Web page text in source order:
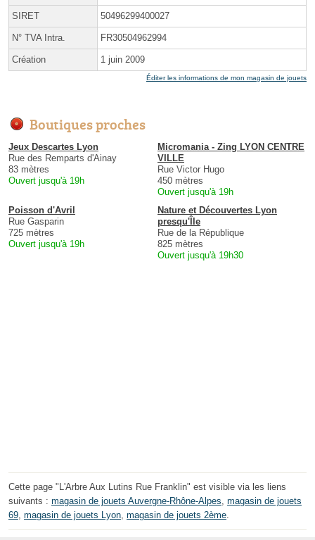
SIRET 50496299400027
N° TVA Intra. FR30504962994
Création 1 juin 2009
Éditer les informations de mon magasin de jouets
Boutiques proches
Jeux Descartes Lyon
Rue des Remparts d'Ainay
83 mètres
Ouvert jusqu'à 19h
Micromania - Zing LYON CENTRE
VILLE
Rue Victor Hugo
450 mètres
Ouvert jusqu'à 19h
Poisson d'Avril
Rue Gasparin
725 mètres
Ouvert jusqu'à 19h
Nature et Découvertes Lyon
presqu'Île
Rue de la République
825 mètres
Ouvert jusqu'à 19h30
Cette page "L'Arbre Aux Lutins Rue Franklin" est visible via les liens
suivants : magasin de jouets Auvergne-Rhône-Alpes magasin de jouets
69 magasin de jouets Lyon magasin de jouets 2ème